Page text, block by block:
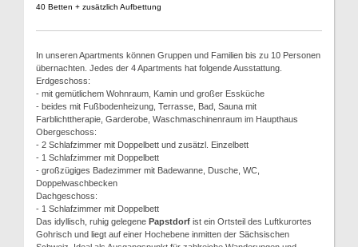
40 Betten + zusätzlich Aufbettung
In unseren Apartments können Gruppen und Familien bis zu 10 Personen
übernachten. Jedes der 4 Apartments hat folgende Ausstattung.
Erdgeschoss:
- mit gemütlichem Wohnraum, Kamin und großer Essküche
- beides mit Fußbodenheizung, Terrasse, Bad, Sauna mit
Farblichttherapie, Garderobe, Waschmaschinenraum im Haupthaus
Obergeschoss:
- 2 Schlafzimmer mit Doppelbett und zusätzl. Einzelbett
- 1 Schlafzimmer mit Doppelbett
- großzügiges Badezimmer mit Badewanne, Dusche, WC,
Doppelwaschbecken
Dachgeschoss:
- 1 Schlafzimmer mit Doppelbett
Das idyllisch, ruhig gelegene Papstdorf ist ein Ortsteil des Luftkurortes
Gohrisch und liegt auf einer Hochebene inmitten der Sächsischen